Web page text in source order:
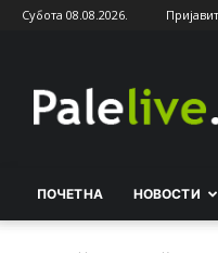
Субота 08.08.2026.
ПОЧЕТНА НОВОСТИ